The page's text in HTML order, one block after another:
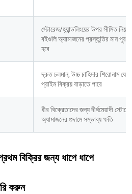
স্টোরেজ/হ্যান্ডলিংয়ের উপর সীমিত
বইগুলি অ্যামাজনের প্রস্তুতির মান পূরণ
হবে
দ্রুত চলমান, উচ্চ চাহিদার শিরোনাম
প্রাইম বিক্রয় বাড়াতে পারে
ধীর বিক্রেতাদের জন্য দীর্ঘমেয়াদী
অ্যামাজনের গুদামে সম্ভাব্য ক্ষতি
বিক্রির জন্য ধাপে ধাপে
করুন